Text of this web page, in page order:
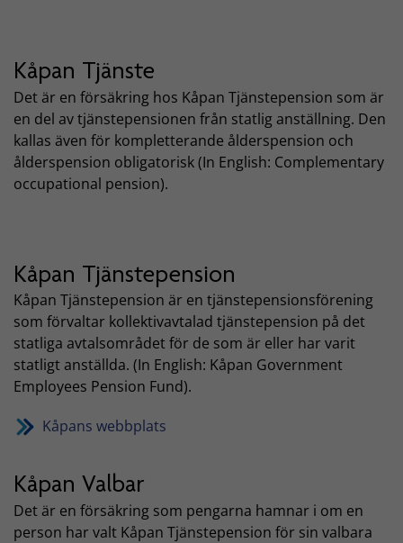
Kåpan Tjänste
Det är en försäkring hos Kåpan Tjänstepension som är
en del av tjänstepensionen från statlig anställning. Den
kallas även för kompletterande ålderspension och
ålderspension obligatorisk (In English: Complementary
occupational pension).
Kåpan Tjänstepension
Kåpan Tjänstepension är en tjänstepensionsförening
som förvaltar kollektivavtalad tjänstepension på det
statliga avtalsområdet för de som är eller har varit
statligt anställda. (In English: Kåpan Government
Employees Pension Fund).
Kåpans webbplats
Kåpan Valbar
Det är en försäkring som pengarna hamnar i om en
person har valt Kåpan Tjänstepension för sin valbara